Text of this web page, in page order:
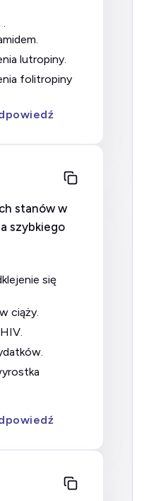
lutropiny.
folitropiny
stanów w
szybkiego
ciąży.